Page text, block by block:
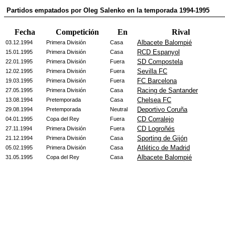
Partidos empatados por Oleg Salenko en la temporada 1994-1995
Fecha Competición En Rival
03.12.1994 Primera División Casa Albacete Balompié
15.01.1995 Primera División Casa RCD Espanyol
22.01.1995 Primera División Fuera SD Compostela
12.02.1995 Primera División Fuera Sevilla FC
19.03.1995 Primera División Fuera FC Barcelona
27.05.1995 Primera División Casa Racing de Santander
13.08.1994 Pretemporada Casa Chelsea FC
29.08.1994 Pretemporada Neutral Deportivo Coruña
04.01.1995 Copa del Rey Fuera CD Corralejo
27.11.1994 Primera División Fuera CD Logroñés
21.12.1994 Primera División Casa Sporting de Gijón
05.02.1995 Primera División Casa Atlético de Madrid
31.05.1995 Copa del Rey Casa Albacete Balompié